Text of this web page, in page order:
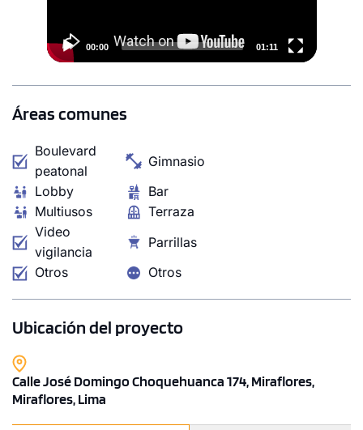
3 dorms. 2 baños
00:00 01:11
Áreas comunes
Boulevard
peatonal
Gimnasio
Lobby
Bar
Multiusos
Terraza
Video
vigilancia
Parrillas
Otros
Otros
Ubicación del proyecto
Calle José Domingo Choquehuanca 174, Miraflores,
Miraflores, Lima